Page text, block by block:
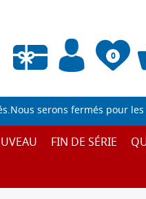
0
vide
serons fermés pour
FIN DE SÉRIE